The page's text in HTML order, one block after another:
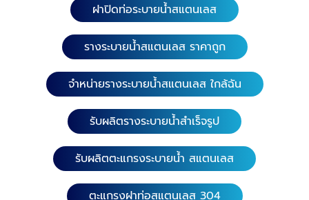
ฝาปิดท่อระบายน้ำสแตนเลส
รางระบายน้ำสแตนเลส ราคาถูก
จำหน่ายรางระบายน้ำสแตนเลส ใกล้ฉัน
รับผลิตรางระบายน้ำสำเร็จรูป
รับผลิตตะแกรงระบายน้ำ สแตนเลส
ตะแกรงฝาท่อสแตนเลส 304